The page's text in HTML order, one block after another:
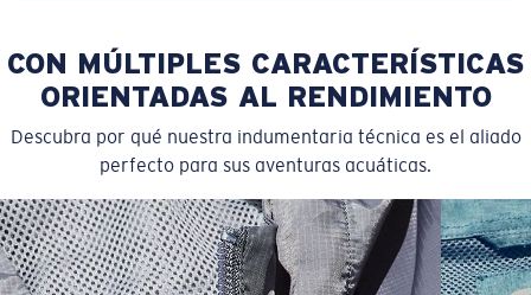
CON MÚLTIPLES CARACTERÍSTICAS
ORIENTADAS AL RENDIMIENTO
Descubra por qué nuestra indumentaria técnica es el aliado
perfecto para sus aventuras acuáticas.